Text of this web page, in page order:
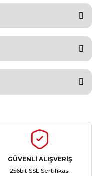
sorulmamış.
GÜVENLİ ALIŞVERİŞ
256bit SSL Sertifikası